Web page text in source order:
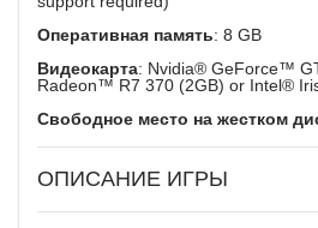
Оперативная память: 8 GB
Видеокарта: Nvidia® GeForce™
Radeon™ R7 370 (2GB) or Intel®
Свободное место на жестком
ОПИСАНИЕ ИГРЫ